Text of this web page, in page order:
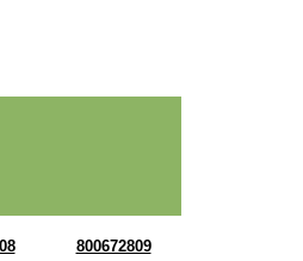
800672809